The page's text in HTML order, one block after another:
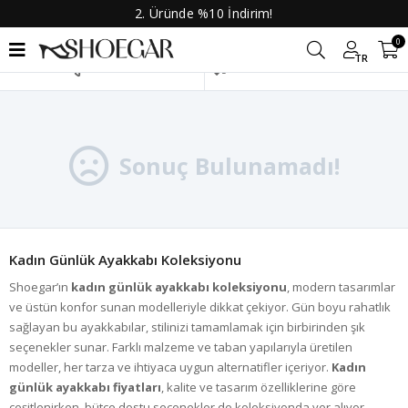
2. Üründe %10 İndirim!
TR
0
Sonuç Bulunamadı!
Kadın Günlük Ayakkabı Koleksiyonu
Shoegar’ın kadın günlük ayakkabı koleksiyonu, modern tasarımlar
ve üstün konfor sunan modelleriyle dikkat çekiyor. Gün boyu rahatlık
sağlayan bu ayakkabılar, stilinizi tamamlamak için birbirinden şık
seçenekler sunar. Farklı malzeme ve taban yapılarıyla üretilen
modeller, her tarza ve ihtiyaca uygun alternatifler içeriyor. Kadın
günlük ayakkabı fiyatları, kalite ve tasarım özelliklerine göre